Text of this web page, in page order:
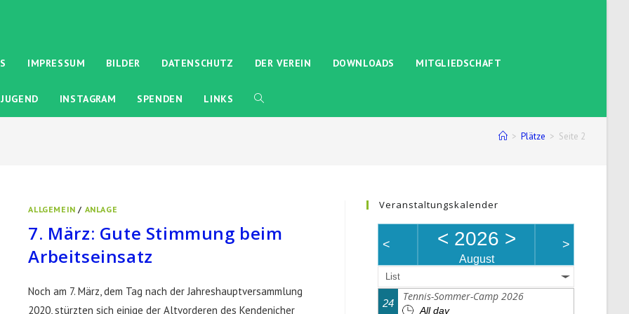
IMPRESSUM BILDER DATENSCHUTZ DER VEREIN DOWNLOADS MITGLIEDSCHAFT
JUGEND INSTAGRAM SPENDEN LINKS WEBSITE-
> Plätze > Seite 2
ALLGEMEIN / ANLAGE
7. März: Gute Stimmung beim
Arbeitseinsatz
Noch am 7. März, dem Tag nach der Jahreshauptversammlung
2020, stürzten sich einige der Altvorderen des Kendenicher
Veranstaltungskalender
< < 2026 >
August
>
List
24
Tennis-Sommer-Camp 2026
All day